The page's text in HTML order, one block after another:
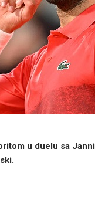
u duelu sa